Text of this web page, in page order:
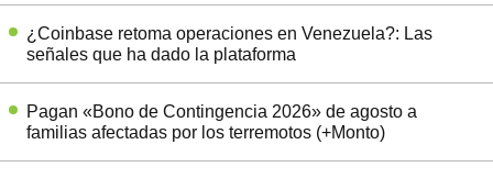
¿Coinbase retoma operaciones en Venezuela?: Las
señales que ha dado la plataforma
Pagan «Bono de Contingencia 2026» de agosto a
familias afectadas por los terremotos (+Monto)